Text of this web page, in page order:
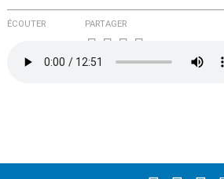
ÉCOUTER PARTAGER